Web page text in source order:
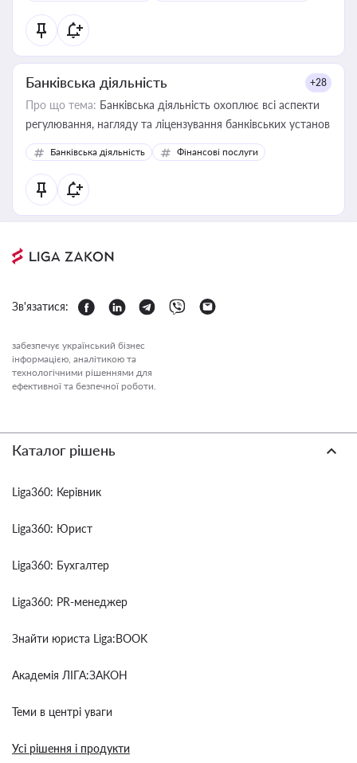
Банківська діяльність +28
Про що тема: Банківська діяльність охоплює всі аспекти
регулювання, нагляду та ліцензування банківських установ
Банківська діяльність Фінансові послуги
Зв'язатися:
забезпечує український бізнес
інформацією, аналітикою та
технологічними рішеннями для
ефективної та безпечної роботи.
Каталог рішень
Liga360: Керівник
Liga360: Юрист
Liga360: Бухгалтер
Liga360: PR-менеджер
Знайти юриста Liga:BOOK
Академія ЛІГА:ЗАКОН
Теми в центрі уваги
Усі рішення і продукти